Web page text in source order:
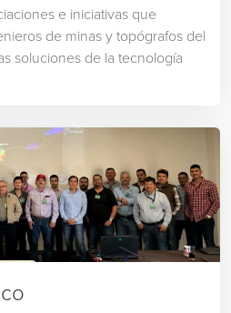
e iniciativas que
de minas y topógrafos del
soluciones de la tecnología